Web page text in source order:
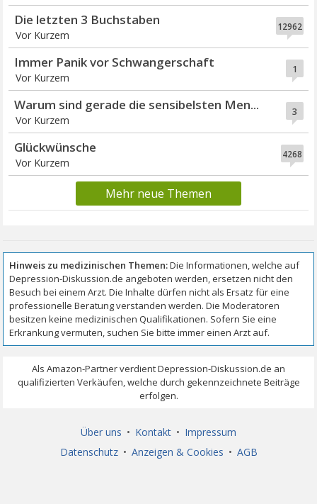
12962
Die letzten 3 Buchstaben
Vor Kurzem
1
Immer Panik vor Schwangerschaft
Vor Kurzem
3
Warum sind gerade die sensibelsten Men...
Vor Kurzem
4268
Glückwünsche
Vor Kurzem
Mehr neue Themen
Über uns • Kontakt • Impressum
Datenschutz • Anzeigen & Cookies • AGB